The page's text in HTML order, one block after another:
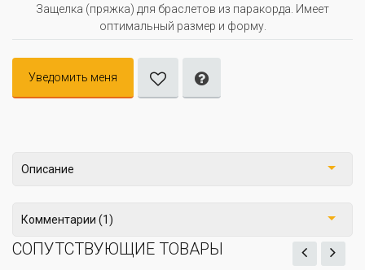
Защелка (пряжка) для браслетов из паракорда. Имеет
оптимальный размер и форму.
Уведомить меня
Описание
Комментарии (1)
СОПУТСТВУЮЩИЕ ТОВАРЫ